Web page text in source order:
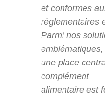
et conformes
réglementaires
Parmi nos
une place
complément
alimentaire est